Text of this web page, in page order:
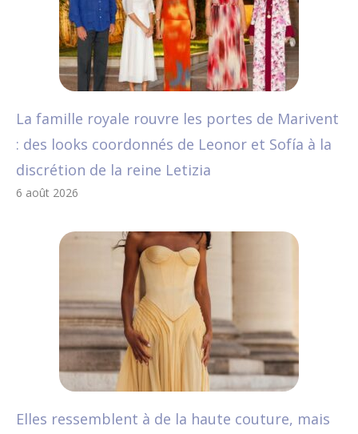
La famille royale rouvre les portes de Marivent
: des looks coordonnés de Leonor et Sofía à la
discrétion de la reine Letizia
6 août 2026
Elles ressemblent à de la haute couture, mais